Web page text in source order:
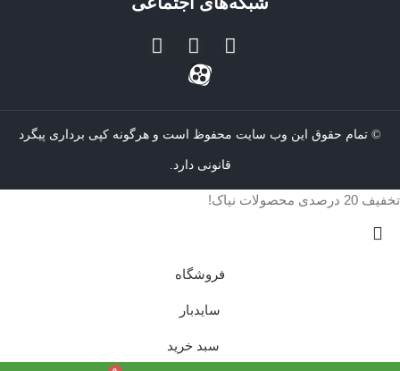
© تمام حقوق این وب سایت محفوظ است و هرگونه کپی برداری پیگرد
قانونی دارد.
تخفیف 20 درصدی محصولات نیاک!
فروشگاه
سایدبار
سبد خرید